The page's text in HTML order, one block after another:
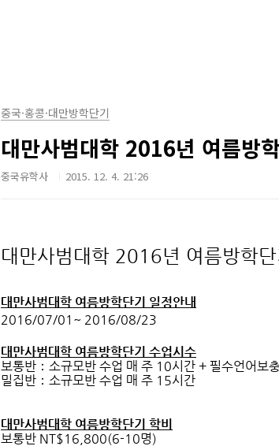
중국·홍콩·대만방학단기
대만사범대학 2016년 여름방
중국유학사 2015. 12. 4. 21:26
대만사범대학 2016년 여름방학단
대만사범대학 여름방학단기 일정안내
2016/07/01~ 2016/08/23
대만사범대학 여름방학단기 수업시수
보통반：소규모반 수업 매 주 10시간 + 필수언어보
밀집반：소규모반 수업 매 주 15시간
대만사범대학 여름방학단기 학비
보통반 NT$16,800(6-10명)